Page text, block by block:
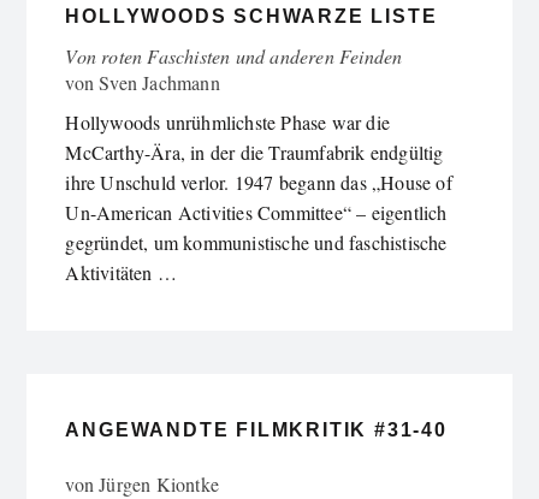
HOLLYWOODS SCHWARZE LISTE
Von roten Faschisten und anderen Feinden
vonSven Jachmann
Hollywoods unrühmlichste Phase war die
McCarthy-Ära, in der die Traumfabrik endgültig
ihre Unschuld verlor. 1947 begann das „House of
Un-American Activities Committee“ – eigentlich
gegründet, um kommunistische und faschistische
Aktivitäten …
ANGEWANDTE FILMKRITIK #31-40
vonJürgen Kiontke